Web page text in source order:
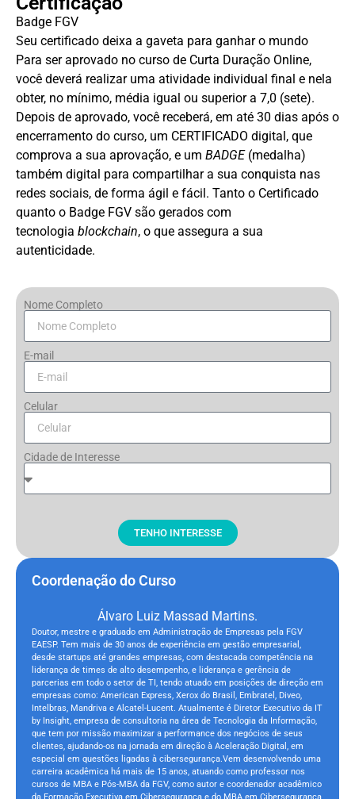
Badge FGV
Seu certificado deixa a gaveta para ganhar o mundo
Para ser aprovado no curso de Curta Duração Online,
você deverá realizar uma atividade individual final e nela
obter, no mínimo, média igual ou superior a 7,0 (sete).
Depois de aprovado, você receberá, em até 30 dias após o
encerramento do curso, um CERTIFICADO digital, que
comprova a sua aprovação, e um BADGE (medalha)
também digital para compartilhar a sua conquista nas
redes sociais, de forma ágil e fácil. Tanto o Certificado
quanto o Badge FGV são gerados com
tecnologia blockchain, o que assegura a sua
autenticidade.
Nome Completo
E-mail
Celular
Cidade de Interesse
TENHO INTERESSE
Coordenação do Curso
Álvaro Luiz Massad Martins.
Doutor, mestre e graduado em Administração de Empresas pela FGV
EAESP. Tem mais de 30 anos de experiência em gestão empresarial,
desde startups até grandes empresas, com destacada competência na
liderança de times de alto desempenho, e liderança e gerência de
parcerias em todo o setor de TI, tendo atuado em posições de direção em
empresas como: American Express, Xerox do Brasil, Embratel, Diveo,
Intelbras, Mandriva e Alcatel-Lucent. Atualmente é Diretor Executivo da IT
by Insight, empresa de consultoria na área de Tecnologia da Informação,
que tem por missão maximizar a performance dos negócios de seus
clientes, ajudando-os na jornada em direção à Aceleração Digital, em
especial em questões ligadas à cibersegurança.Vem desenvolvendo uma
carreira acadêmica há mais de 15 anos, atuando como professor nos
cursos de MBA e Pós-MBA da FGV, como autor e coordenador acadêmico